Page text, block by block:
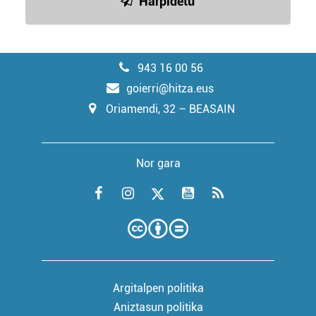
943 16 00 56
goierri@hitza.eus
Oriamendi, 32 – BEASAIN
Nor gara
Argitalpen politika
Aniztasun politika